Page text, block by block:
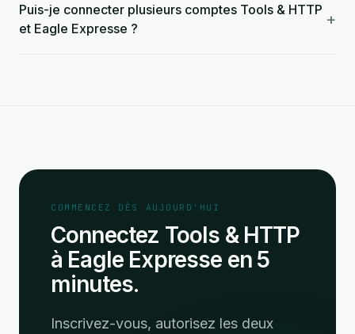
Puis-je connecter plusieurs comptes Tools & HTTP
et Eagle Expresse ?
+
COMMENCEZ DÈS AUJOURD'HUI
Connectez Tools & HTTP
à Eagle Expresse en 5
minutes.
Inscrivez-vous, autorisez les deux